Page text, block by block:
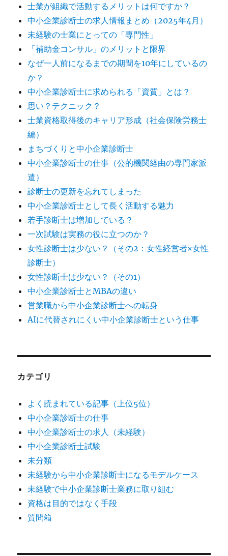
士業が組織で活動するメリットは何ですか？
中小企業診断士の求人情報まとめ（2025年4月）
未経験の士業にとっての「専門性」
「補助金コンサル」のメリットと限界
なぜ一人前になるまでの期間を10年にしているの
か？
中小企業診断士に求められる「資質」とは？
思い？テクニック？
士業資格取得後のキャリア形成（社会保険労務士
編）
まちづくりと中小企業診断士
中小企業診断士の仕事（公的機関経由の専門家派
遣）
診断士の更新を忘れてしまった
中小企業診断士として長く活動する魅力
若手診断士は増加している？
一次試験は実務の役に立つのか？
女性診断士は少ない？（その2：女性経営者×女性
診断士）
女性診断士は少ない？（その1）
中小企業診断士とMBAの違い
営業職から中小企業診断士への転身
AIに代替されにくい中小企業診断士という仕事
カテゴリ
よく読まれている記事（上位5位）
中小企業診断士の仕事
中小企業診断士の求人（未経験）
中小企業診断士試験
未分類
未経験から中小企業診断士になるモデルケース
未経験で中小企業診断士業務に取り組む
資格は目的ではなく手段
質問箱